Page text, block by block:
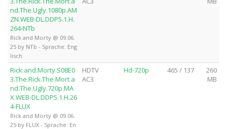
nd.The.Ugly.1080p.AM
ZN.WEB-DL.DDP5.1.H.
264-NTb
Rick and Morty @ 09.06.
25 by NTb - Sprache: Eng
lisch
Rick.and.Morty.S08E0
3.The.Rick.The.Mort.a
nd.The.Ugly.720p.MA
X.WEB-DL.DDP5.1.H.26
4-FLUX
Rick and Morty @ 09.06.
25 by FLUX - Sprache: En
HDTV
AC3
Hd-720p 465 / 137
260
MB